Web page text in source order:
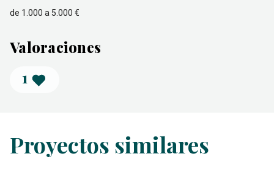
de 1.000 a 5.000 €
Valoraciones
1
Proyectos similares